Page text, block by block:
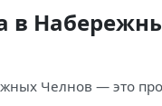
в
Челнов — это